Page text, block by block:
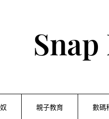
親子教育 數碼